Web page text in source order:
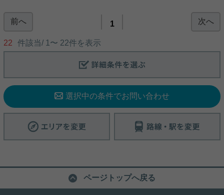
都営三田線春日周辺への引っ越しをお考えなら「小
ートからでも帰宅できます。快適にお料理が作れる
ようにコンロが二つついている物件です。IH調理器
す。賃貸物件を探すなら、地域に密着した当社にお
た物件や当社オススメの物件など、多種多様な物件
前へ 1 次へ
22 件該当/ 1 〜 22件を表示
選択中の条件でお問い合わせ
ページトップへ戻る